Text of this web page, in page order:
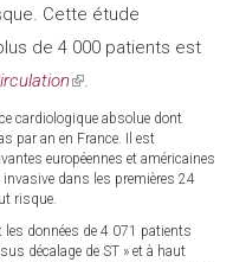
Cette étude
de 4 000 patients est
(link
is
external)
.
cardiologique absolue dont
par an en France. Il est
européennes et américaines
invasive dans les premières 24
risque.
les données de 4 071 patients
décalage de ST » et à haut